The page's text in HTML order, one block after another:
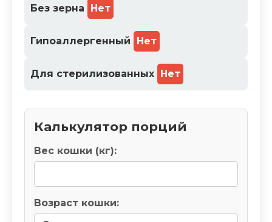
Без зерна Нет
Гипоаллергенный Нет
Для стерилизованных Нет
Калькулятор порций
Вес кошки (кг):
Возраст кошки: